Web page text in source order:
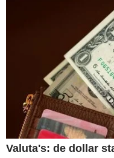
Valuta's: de dollar